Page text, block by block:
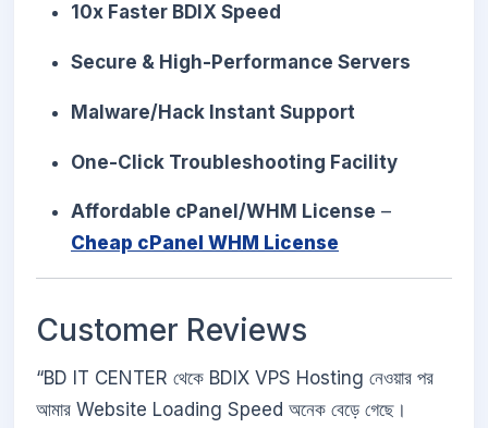
10x Faster BDIX Speed
Secure & High-Performance Servers
Malware/Hack Instant Support
One-Click Troubleshooting Facility
Affordable cPanel/WHM License –
Cheap cPanel WHM License
Customer Reviews
“BD IT CENTER থেকে BDIX VPS Hosting নেওয়ার পর
আমার Website Loading Speed অনেক বেড়ে গেছে।